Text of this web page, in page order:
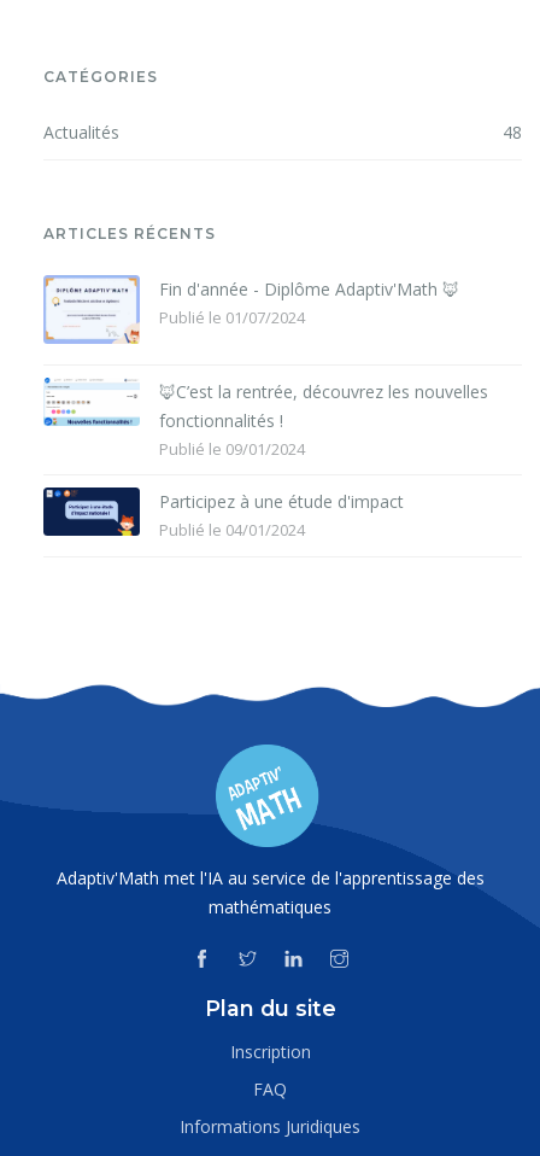
CATÉGORIES
Actualités 48
ARTICLES RÉCENTS
Fin d'année - Diplôme Adaptiv'Math 🦊
Publié le 01/07/2024
🦊C’est la rentrée, découvrez les nouvelles
fonctionnalités !
Publié le 09/01/2024
Participez à une étude d'impact
Publié le 04/01/2024
Adaptiv'Math met l'IA au service de l'apprentissage des
mathématiques
Plan du site
Inscription
FAQ
Informations Juridiques